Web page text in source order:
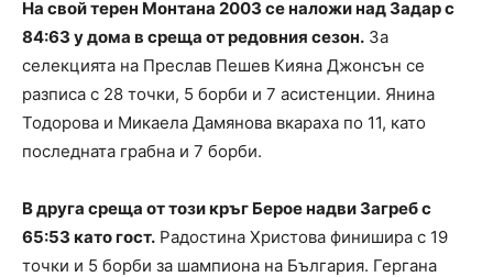
На свой терен Монтана 2003 се наложи над Задар с
84:63 у дома в среща от редовния сезон. За
селекцията на Преслав Пешев Кияна Джонсън се
разписа с 28 точки, 5 борби и 7 асистенции. Янина
Тодорова и Микаела Дамянова вкараха по 11, като
последната грабна и 7 борби.
В друга среща от този кръг Берое надви Загреб с
65:53 като гост. Радостина Христова финишира с 19
точки и 5 борби за шампиона на България. Гергана